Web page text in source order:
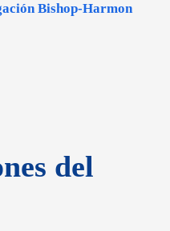
Bishop-Harmon
del